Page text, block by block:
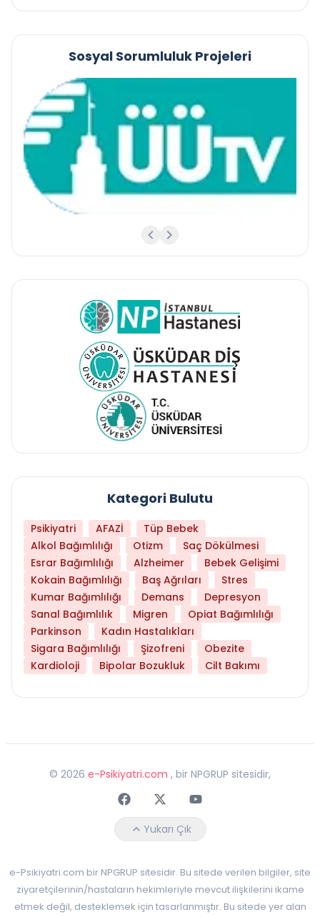
Sosyal Sorumluluk Projeleri
Kategori Bulutu
Psikiyatri AFAZİ
Tüp Bebek
Alkol Bağımlılığı
Otizm
Saç Dökülmesi
Esrar Bağımlılığı
Alzheimer
Bebek Gelişimi
Kokain Bağımlılığı
Baş Ağrıları
Stres
Kumar Bağımlılığı
Demans
Depresyon
Sanal Bağımlılık
Migren
Opiat Bağımlılığı
Parkinson
Kadın Hastalıkları
Sigara Bağımlılığı
Şizofreni
Obezite
Kardioloji
Bipolar Bozukluk Cilt Bakımı
© 2026 e-Psikiyatri.com , bir NPGRUP sitesidir,
FaceebokTwitterYoutube
Yukarı Çık
e-Psikiyatri.com bir NPGRUP sitesidir. Bu sitede verilen bilgiler, site
ziyaretçilerinin/hastaların hekimleriyle mevcut ilişkilerini ikame
etmek değil, desteklemek için tasarlanmıştır. Bu sitede yer alan